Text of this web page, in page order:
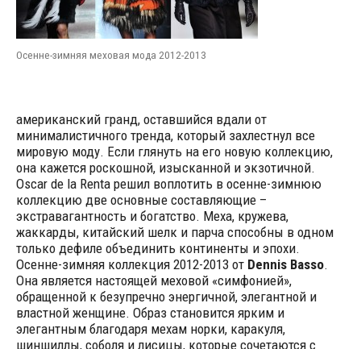
Осенне-зимняя меховая мода 2012-2013
американский гранд, оставшийся вдали от
минималистичного тренда, который захлестнул все
мировую моду. Если глянуть на его новую коллекцию,
она кажется роскошной, изысканной и экзотичной.
Oscar de la Renta решил воплотить в осенне-зимнюю
коллекцию две основные составляющие –
экстравагантность и богатство. Меха, кружева,
жаккарды, китайский шелк и парча способны в одном
только дефиле объединить континенты и эпохи.
Осенне-зимняя коллекция 2012-2013 от Dennis Basso.
Она является настоящей меховой «симфонией»,
обращенной к безупречно энергичной, элегантной и
властной женщине. Образ становится ярким и
элегантным благодаря мехам норки, каракуля,
шиншиллы, соболя и лисицы, которые сочетаются с